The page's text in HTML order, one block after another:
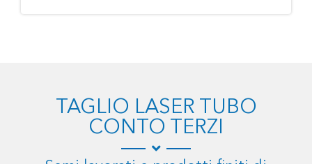
TAGLIO LASER TUBO
CONTO TERZI